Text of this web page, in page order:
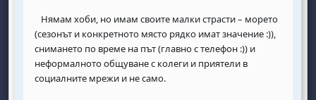
Нямам хоби, но имам своите малки страсти – морето
(сезонът и конкретното място рядко имат значение :)),
снимането по време на път (главно с телефон :)) и
неформалното общуване с колеги и приятели в
социалните мрежи и не само.